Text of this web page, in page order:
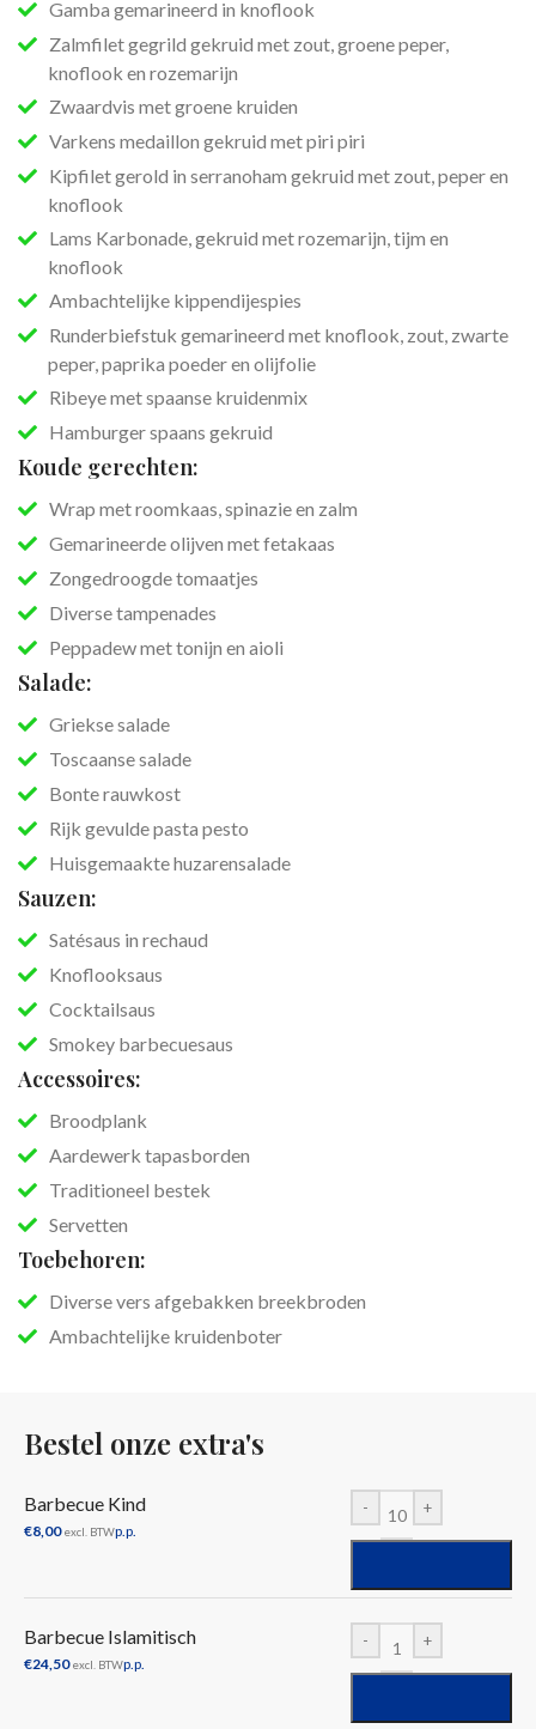
Gamba gemarineerd in knoflook
Zalmfilet gegrild gekruid met zout, groene peper,
knoflook en rozemarijn
Zwaardvis met groene kruiden
Varkens medaillon gekruid met piri piri
Kipfilet gerold in serranoham gekruid met zout, peper en
knoflook
Lams Karbonade, gekruid met rozemarijn, tijm en
knoflook
Ambachtelijke kippendijespies
Runderbiefstuk gemarineerd met knoflook, zout, zwarte
peper, paprika poeder en olijfolie
Ribeye met spaanse kruidenmix
Hamburger spaans gekruid
Koude gerechten:
Wrap met roomkaas, spinazie en zalm
Gemarineerde olijven met fetakaas
Zongedroogde tomaatjes
Diverse tampenades
Peppadew met tonijn en aioli
Salade:
Griekse salade
Toscaanse salade
Bonte rauwkost
Rijk gevulde pasta pesto
Huisgemaakte huzarensalade
Sauzen:
Satésaus in rechaud
Knoflooksaus
Cocktailsaus
Smokey barbecuesaus
Accessoires:
Broodplank
Aardewerk tapasborden
Traditioneel bestek
Servetten
Toebehoren:
Diverse vers afgebakken breekbroden
Ambachtelijke kruidenboter
Bestel onze extra's
Barbecue Kind
€8,00 excl. BTWp.p.
- +
Barbecue Islamitisch
€24,50 excl. BTWp.p.
- +